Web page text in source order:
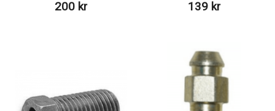
200 kr 139 kr